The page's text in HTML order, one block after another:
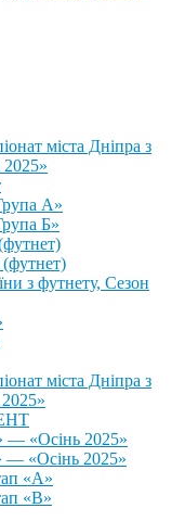
міста Дніпра з
А»
Б»
з футнету, Сезон
міста Дніпра з
— «Осінь 2025»
— «Осінь 2025»
«А»
«В»